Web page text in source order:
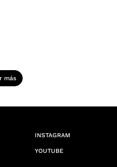
más
INSTAGRAM
YOUTUBE